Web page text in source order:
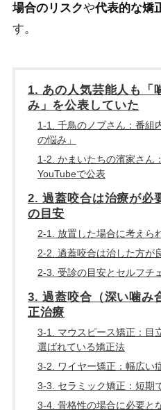
場合のリスクや代表的な矯
す。
1. あの人気芸能人も「
み」を公表していた
1-1. 千鳥のノブさん：番組
の悩み」
1-2. かまいたちの濱家さん
YouTubeで公表
2. 過蓋咬合は治療が必
の目安
2-1. 放置した場合に考えら
2-2. 過蓋咬合は治した方が
2-3. 受診の目安とセルフチ
3. 過蓋咬合（深い噛み
正治療
3-1. マウスピース矯正：目
選ばれている矯正法
3-2. ワイヤー矯正：幅広い
3-3. セラミック矯正：短期
3-4. 骨格性の場合に必要と